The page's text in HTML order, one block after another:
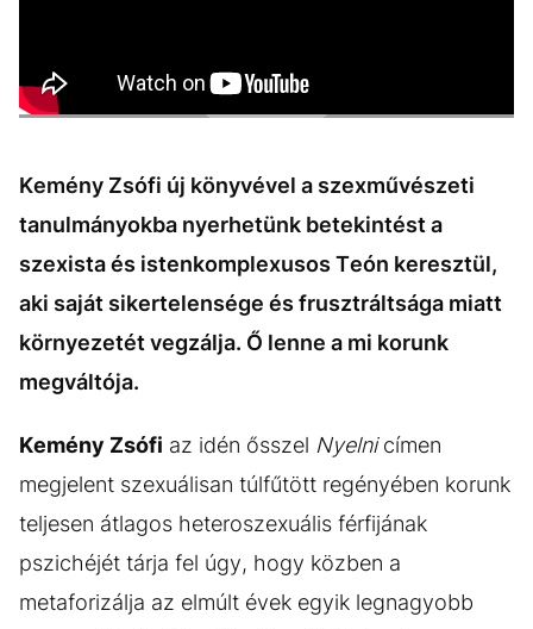
Kemény Zsófi új könyvével a szexművészeti
tanulmányokba nyerhetünk betekintést a
szexista és istenkomplexusos Teón keresztül,
aki saját sikertelensége és frusztráltsága miatt
környezetét vegzálja. Ő lenne a mi korunk
megváltója.
Kemény Zsófi az idén ősszel Nyelnicímen
megjelent szexuálisan túlfűtött regényében korunk
teljesen átlagos heteroszexuális férfijának
pszichéjét tárja fel úgy, hogy közben a
metaforizálja az elmúlt évek egyik legnagyobb